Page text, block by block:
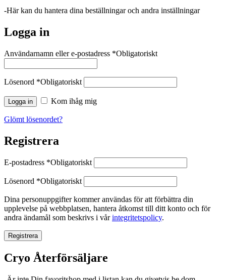
-Här kan du hantera dina beställningar och andra inställningar
Logga in
Användarnamn eller e-postadress *Obligatoriskt
Lösenord *Obligatoriskt
Logga in Kom ihåg mig
Glömt lösenordet?
Registrera
E-postadress *Obligatoriskt
Lösenord *Obligatoriskt
Dina personuppgifter kommer användas för att förbättra din
upplevelse på webbplatsen, hantera åtkomst till ditt konto och för
andra ändamål som beskrivs i vårintegritetspolicy.
Registrera
Cryo Återförsäljare